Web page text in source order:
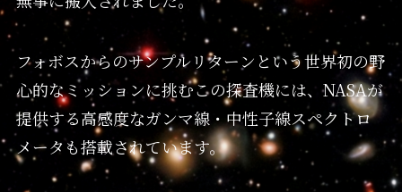
フォボスからのサンプルリターンという世界初の野
心的なミッションに挑むこの探査機には、NASAが
提供する高感度なガンマ線・中性子線スペクトロ
メータも搭載されています。